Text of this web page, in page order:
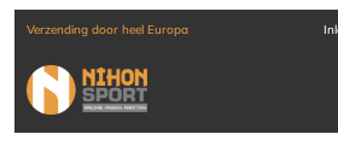
Verzending door heel Europa